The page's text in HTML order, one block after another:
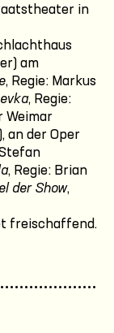
in
am
, Regie: Markus
, Regie:
Weimar
an der Oper
, Regie: Brian
der Show,
freischaffend.